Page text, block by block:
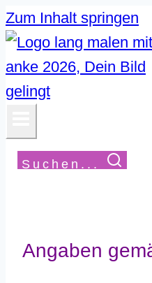
Zum Inhalt springen
Suchen...
Angaben